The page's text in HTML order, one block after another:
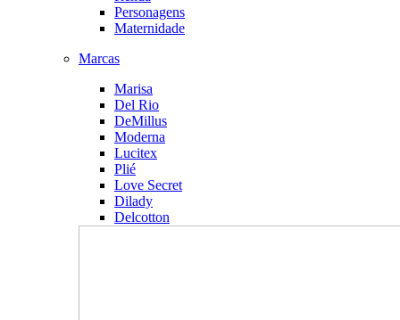
Personagens
Maternidade
Marcas
Marisa
Del Rio
DeMillus
Moderna
Lucitex
Plié
Love Secret
Dilady
Delcotton